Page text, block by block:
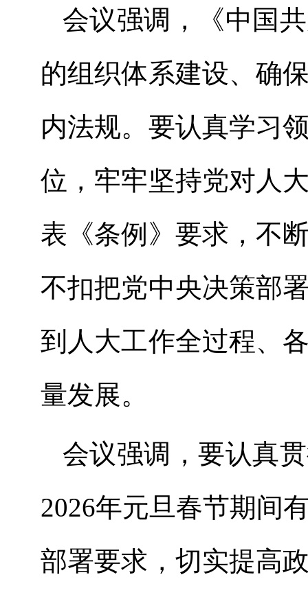
会议强调 ，
《中国
的组织体系建设、确
内法规。要认真学习
位，牢牢坚持党对人
表《条例》要求，不
不扣把党中央决策部
到人大工作全过程、
量发展。
会议强调 ，要认真
2026年元旦春节期间
部署要求，切实提高